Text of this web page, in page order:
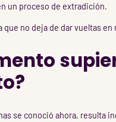
un proceso de extradición.
no deja de dar vueltas en
se conoció ahora, resulta